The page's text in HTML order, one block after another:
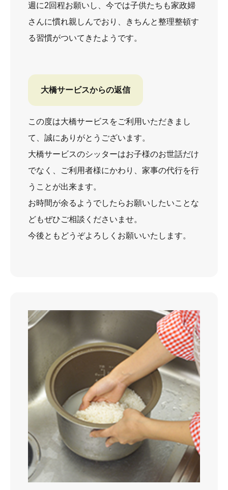
週に2回程お願いし、今では子供たちも家政婦
さんに慣れ親しんでおり、きちんと整理整頓す
る習慣がついてきたようです。
大橋サービスからの返信
この度は大橋サービスをご利用いただきまし
て、誠にありがとうございます。
大橋サービスのシッターはお子様のお世話だけ
でなく、ご利用者様にかわり、家事の代行を行
うことが出来ます。
お時間が余るようでしたらお願いしたいことな
どもぜひご相談くださいませ。
今後ともどうぞよろしくお願いいたします。